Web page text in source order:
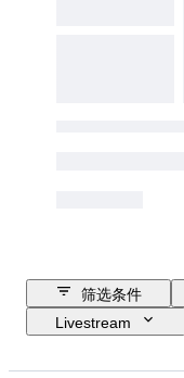
筛选条件
Livestream